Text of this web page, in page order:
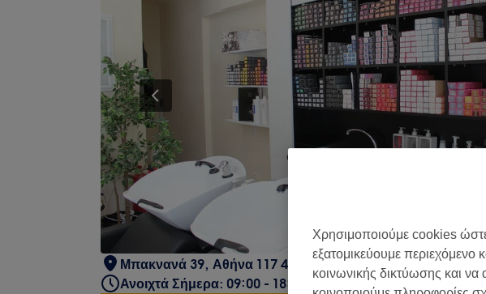
Μπακνανά 39, Αθήνα 117 44, Ελλάδα
Ανοιχτά Σήμερα: 09:00 - 18:00
Χρησιμοποιούμε cookies
εξατομικεύουμε περιεχόμενο
κοινωνικής δικτύωσης και